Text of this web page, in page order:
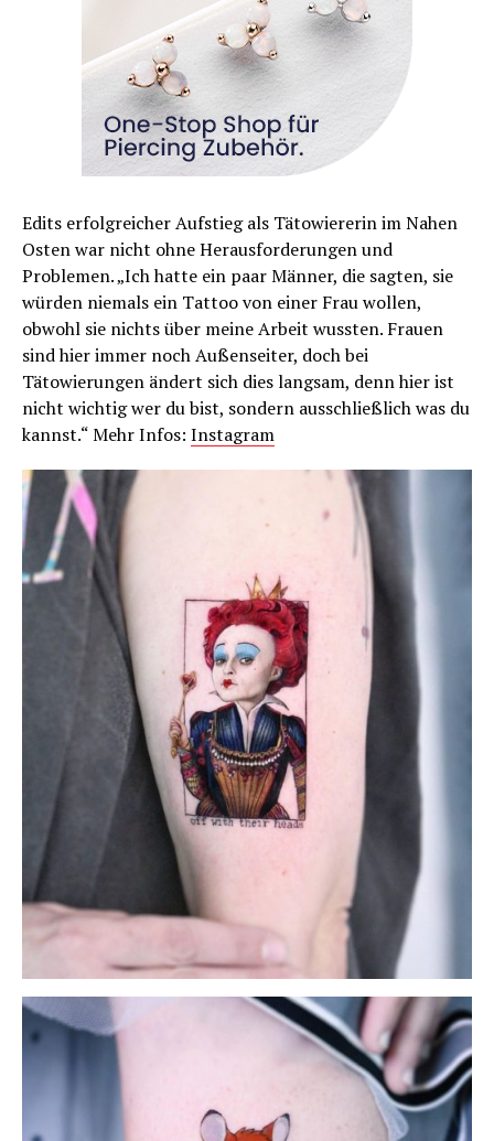
Edits erfolgreicher Aufstieg als Tätowiererin im Nahen
Osten war nicht ohne Herausforderungen und
Problemen. „Ich hatte ein paar Männer, die sagten, sie
würden niemals ein Tattoo von einer Frau wollen,
obwohl sie nichts über meine Arbeit wussten. Frauen
sind hier immer noch Außenseiter, doch bei
Tätowierungen ändert sich dies langsam, denn hier ist
nicht wichtig wer du bist, sondern ausschließlich was du
kannst.“ Mehr Infos: Instagram